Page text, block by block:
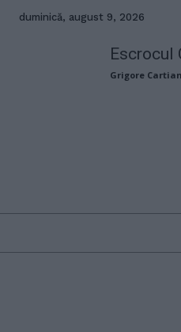
duminică, august 9, 2026
Escrocul
Grigore